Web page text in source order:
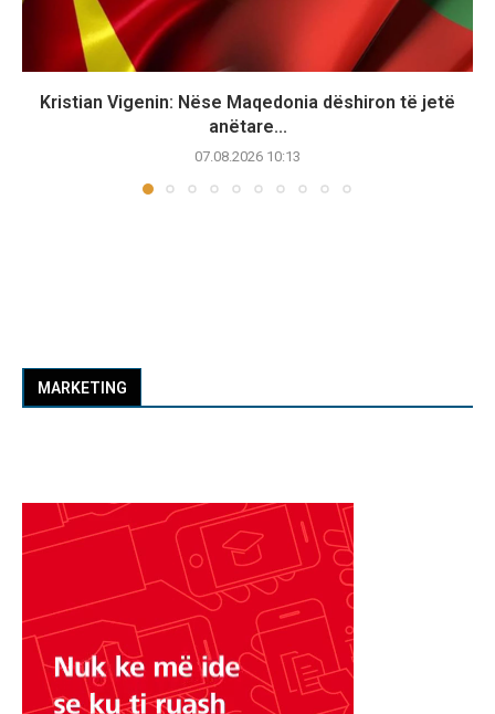
Kristian Vigenin: Nëse Maqedonia dëshiron të jetë
anëtare...
07.08.2026 10:13
MARKETING